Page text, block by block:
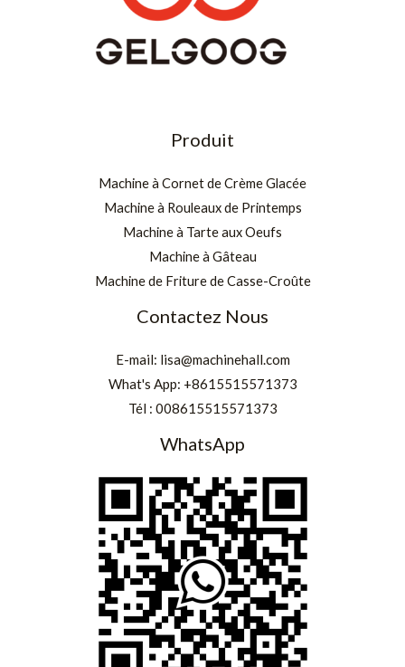
Produit
Machine à Cornet de Crème Glacée
Machine à Rouleaux de Printemps
Machine à Tarte aux Oeufs
Machine à Gâteau
Machine de Friture de Casse-Croûte
Contactez Nous
E-mail: lisa@machinehall.com
What's App: +8615515571373
Tél : 008615515571373
WhatsApp